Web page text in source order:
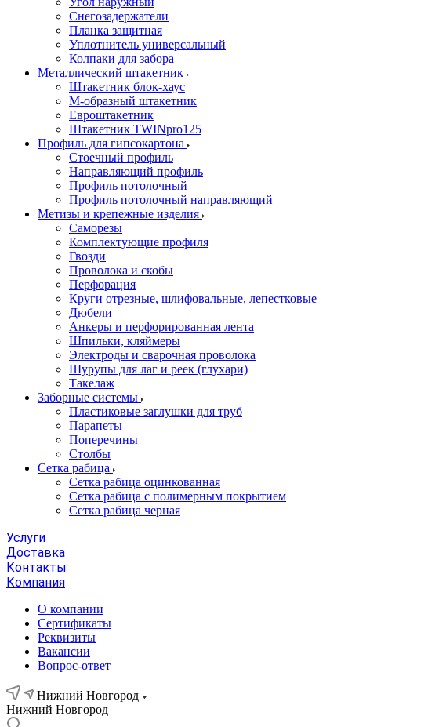
Снегозадержатели
Планка защитная
Уплотнитель универсальный
Колпаки для забора
Металлический штакетник
Штакетник блок-хаус
М-образный штакетник
Евроштакетник
Штакетник TWINpro125
Профиль для гипсокартона
Стоечный профиль
Направляющий профиль
Профиль потолочный
Профиль потолочный направляющий
Метизы и крепежные изделия
Саморезы
Комплектующие профиля
Гвозди
Проволока и скобы
Перфорация
Круги отрезные, шлифовальные, лепестковые
Дюбели
Анкеры и перфорированная лента
Шпильки, кляймеры
Электроды и сварочная проволока
Шурупы для лаг и реек (глухари)
Такелаж
Заборные системы
Пластиковые заглушки для труб
Парапеты
Поперечины
Столбы
Сетка рабица
Сетка рабица оцинкованная
Сетка рабица с полимерным покрытием
Сетка рабица черная
Услуги
Доставка
Контакты
Компания
О компании
Сертификаты
Реквизиты
Вакансии
Вопрос-ответ
Нижний Новгород
Нижний Новгород